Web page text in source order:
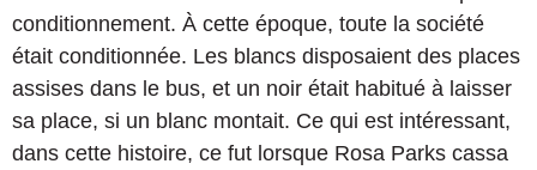
conditionnement. À cette époque, toute la société
était conditionnée. Les blancs disposaient des places
assises dans le bus, et un noir était habitué à laisser
sa place, si un blanc montait. Ce qui est intéressant,
dans cette histoire, ce fut lorsque Rosa Parks cassa